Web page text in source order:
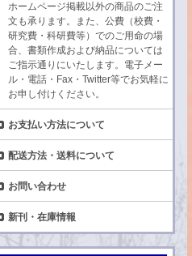
ホームページ掲載以外の商品のご注
文も承ります。また、公費（校費・
研究費・科研費等）でのご用命の場
合、書類作成および納品については
ご指示通りにいたします。電子メー
ル・電話・Fax・Twitter等でお気軽に
お申し付けください。
お支払い方法について
配送方法・送料について
お問い合わせ
新刊・在庫情報